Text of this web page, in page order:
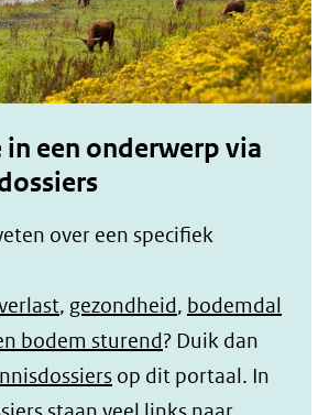
in een onderwerp via
over een specifiek
, gezondheid, bodemdal
bodem sturend? Duik dan
op dit portaal. In